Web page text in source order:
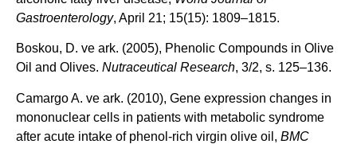
Gastroenterology, April 21; 15(15): 1809–1815.
Boskou, D. ve ark. (2005), Phenolic Compounds in Olive
Oil and Olives. Nutraceutical Research, 3/2, s. 125–136.
Camargo A. ve ark. (2010), Gene expression changes in
mononuclear cells in patients with metabolic syndrome
after acute intake of phenol-rich virgin olive oil, BMC